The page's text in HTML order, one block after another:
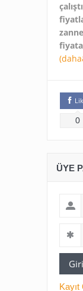
fiyata
0
ÜYE
Kayıt